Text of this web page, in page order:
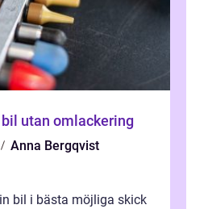
utan omlackering
Anna Bergqvist
bil i bästa möjliga skick